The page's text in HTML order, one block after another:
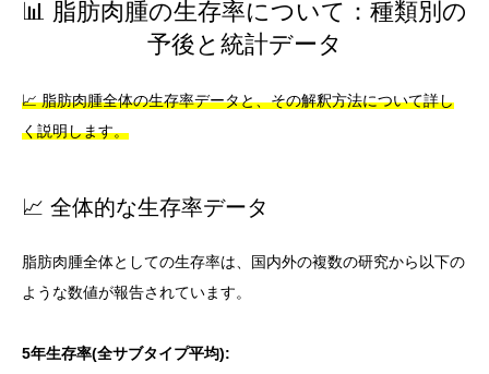
📊 脂肪肉腫の生存率について：種類別の
予後と統計データ
📈 脂肪肉腫全体の生存率データと、その解釈方法について詳し
く説明します。
📈 全体的な生存率データ
脂肪肉腫全体としての生存率は、国内外の複数の研究から以下の
ような数値が報告されています。
5年生存率(全サブタイプ平均):